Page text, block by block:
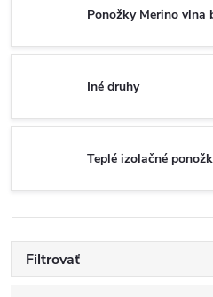
Ponožky Merino vlna
Iné druhy
Teplé izolačné
Filtrovať